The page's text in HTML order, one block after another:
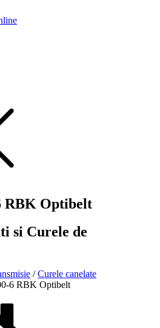
RBK Optibelt
si Curele de
/Curele canelate
6 RBK Optibelt